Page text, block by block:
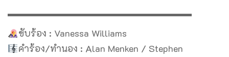
▬▬▬▬▬▬▬▬▬▬▬▬▬▬▬▬▬▬▬▬
ขับร้อง : Vanessa Williams
คำร้อง/ทำนอง : Alan Menken / Stephen